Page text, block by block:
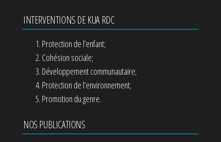
INTERVENTIONS DE KUA RDC
Protection de l’enfant;
Cohésion sociale;
Développement communautaire;
Protection de l’environnement;
Promotion du genre.
NOS PUBLICATIONS